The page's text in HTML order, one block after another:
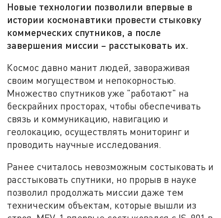
Новые технологии позволили впервые в
истории космонавтики провести стыковку
коммерческих спутников, а после
завершения миссии – расстыковать их.
Космос давно манит людей, завораживая
своим могуществом и непокорностью.
Множество спутников уже "работают" на
бескрайних просторах, чтобы обеспечивать
связь и коммуникацию, навигацию и
геолокацию, осуществлять мониторинг и
проводить научные исследования.
Ранее считалось невозможным состыковать и
расстыковать спутники, но прорыв в науке
позволил продолжать миссии даже тем
техническим объектам, которые вышли из